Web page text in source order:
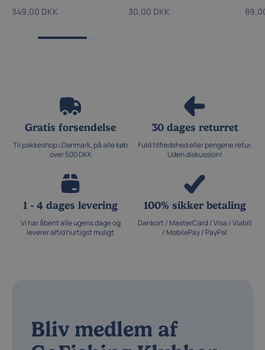
349,00 DKK
30,00 DKK
Gratis forsendelse
Til pakkeshop i Danmark, på alle køb
over 500 DKK
30 dages returret
Fuld tilfredshed eller pengene retur.
Uden diskussion!
1 - 4 dages levering
Vi har åbent alle ugens dage og
leverer altid hurtigst muligt
100% sikker betaling
Dankort / MasterCard / Visa / Viabill
/ MobilePay / PayPal
Bliv medlem af